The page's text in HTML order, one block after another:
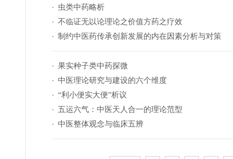
虫类中药略析
不临证无以论理论之价值方药之疗效
制约中医药传承创新发展的内在因素分析与对策
果实种子类中药探微
中医理论研究与建设的六个维度
“利小便实大便”析议
五运六气：中医天人合一的理论范型
中医整体观念与临床五辨